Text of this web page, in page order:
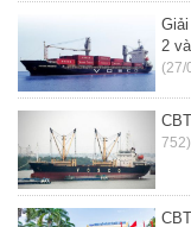
2
(27/
752)